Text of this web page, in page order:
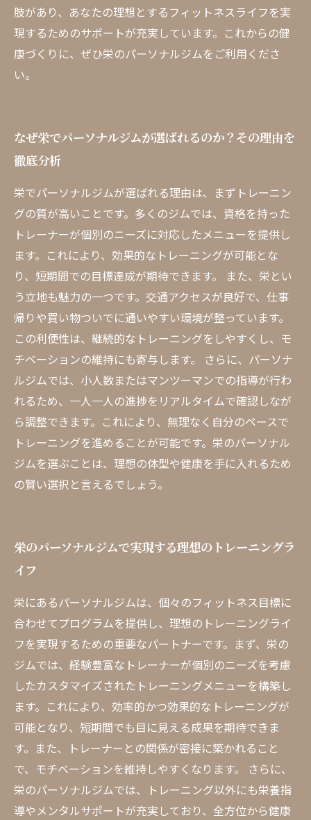
肢があり、あなたの理想とするフィットネスライフを実
現するためのサポートが充実しています。これからの健
康づくりに、ぜひ栄のパーソナルジムをご利用くださ
い。
なぜ栄でパーソナルジムが選ばれるのか？その理由を
徹底分析
栄でパーソナルジムが選ばれる理由は、まずトレーニン
グの質が高いことです。多くのジムでは、資格を持った
トレーナーが個別のニーズに対応したメニューを提供し
ます。これにより、効果的なトレーニングが可能とな
り、短期間での目標達成が期待できます。 また、栄とい
う立地も魅力の一つです。交通アクセスが良好で、仕事
帰りや買い物ついでに通いやすい環境が整っています。
この利便性は、継続的なトレーニングをしやすくし、モ
チベーションの維持にも寄与します。 さらに、パーソナ
ルジムでは、小人数またはマンツーマンでの指導が行わ
れるため、一人一人の進捗をリアルタイムで確認しなが
ら調整できます。これにより、無理なく自分のペースで
トレーニングを進めることが可能です。栄のパーソナル
ジムを選ぶことは、理想の体型や健康を手に入れるため
の賢い選択と言えるでしょう。
栄のパーソナルジムで実現する理想のトレーニングラ
イフ
栄にあるパーソナルジムは、個々のフィットネス目標に
合わせてプログラムを提供し、理想のトレーニングライ
フを実現するための重要なパートナーです。まず、栄の
ジムでは、経験豊富なトレーナーが個別のニーズを考慮
したカスタマイズされたトレーニングメニューを構築し
ます。これにより、効率的かつ効果的なトレーニングが
可能となり、短期間でも目に見える成果を期待できま
す。また、トレーナーとの関係が密接に築かれること
で、モチベーションを維持しやすくなります。 さらに、
栄のパーソナルジムでは、トレーニング以外にも栄養指
導やメンタルサポートが充実しており、全方位から健康